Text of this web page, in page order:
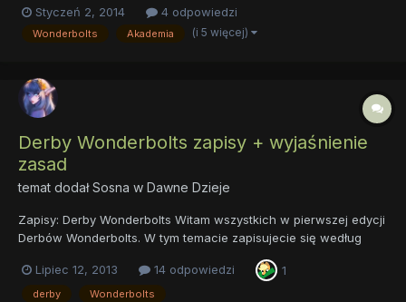
się pod pierzyną, pachnąc łojem i potem. Była poszukiwana.
Chmury dudniły pełnymi niecie...
Styczeń 2, 2014 4 odpowiedzi
Wonderbolts Akademia (i 5 więcej)
Derby Wonderbolts zapisy + wyjaśnienie
zasad
temat dodałSosna w Dawne Dzieje
Zapisy: Derby Wonderbolts Witam wszystkich w pierwszej edycji
Derbów Wonderbolts. W tym temacie zapisujecie się według
Miejsc jest trzydzieści więc każdy kto się zgłosi zostanie
przyjęty, chyba że braknie miejsc. Jeżeli nie zgłosi się dosta...
Lipiec 12, 2013 14 odpowiedzi 1
derby Wonderbolts